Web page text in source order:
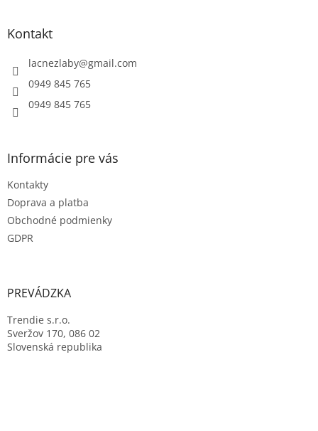
Kontakt
lacnezlaby@gmail.com
0949 845 765
0949 845 765
Informácie pre vás
Kontakty
Doprava a platba
Obchodné podmienky
GDPR
PREVÁDZKA
Trendie s.r.o.
Sveržov 170, 086 02
Slovenská republika